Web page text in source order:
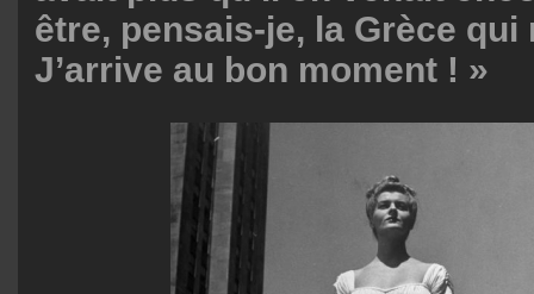
être, pensais-je, la Grèce qui
J’arrive au bon moment ! »